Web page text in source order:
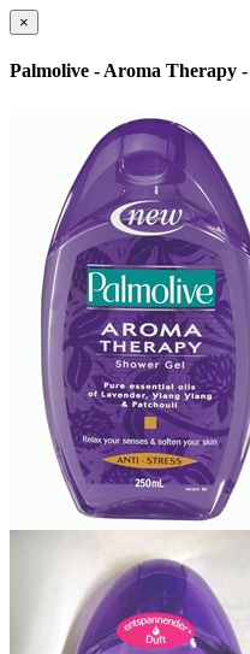
×
Palmolive - Aroma Therapy -